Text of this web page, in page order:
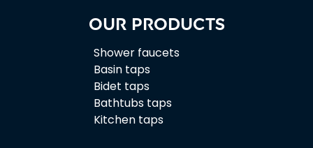
Our products
Shower faucets
Basin taps
Bidet taps
Bathtubs taps
Kitchen taps